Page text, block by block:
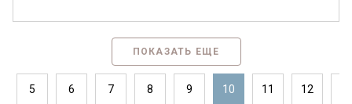
ПОКАЗАТЬ ЕЩЕ
5 6 7 8 9 10 11 12